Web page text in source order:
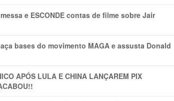
e ESCONDE contas de filme sobre Jair
bases do movimento MAGA e assusta Donald
APÓS LULA E CHINA LANÇAREM PIX